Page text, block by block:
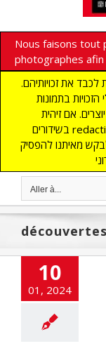
Nous faisons tout
photographes
לכבד את זכויותיהם.
בתמונות
זכויות יוצרים. אם זיהית
בשידורים redaction@israelmagazine.co.il שלנו תמונה שאתה
מאיתנו להפסיק
Aller à...
découvertes
10
01, 2024